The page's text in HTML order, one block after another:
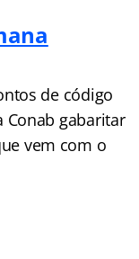
de código
Conab gabaritar
vem com o